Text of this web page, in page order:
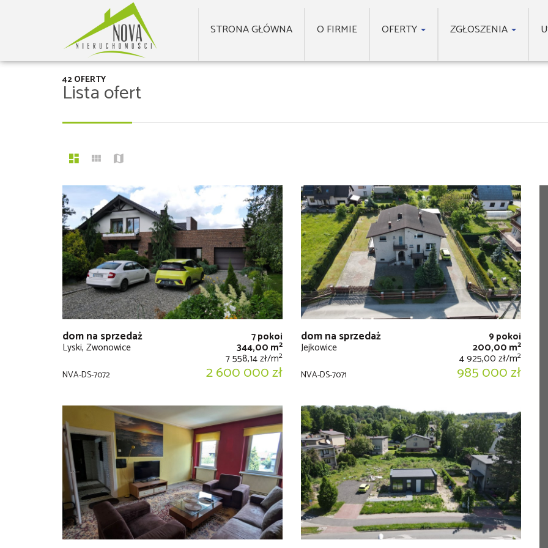
STRONA GŁÓWNA O FIRMIE OFERTY ZGŁOSZENIA
Lista ofert
42 OFERTY
dom na sprzedaż
Lyski, Zwonowice
7 pokoi
344,00 m2
7 558,14 zł/m2
NVA-DS-7072 2 600 000 zł
dom na sprzedaż
Jejkowice
9 pokoi
200,00 m2
4 925,00 zł/m2
NVA-DS-7071 985 000 zł